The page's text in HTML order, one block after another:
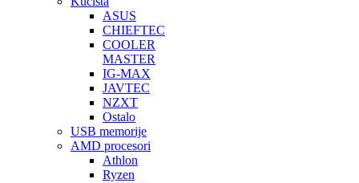
ASUS
CHIEFTEC
COOLER
MASTER
IG-MAX
JAVTEC
NZXT
Ostalo
USB memorije
AMD procesori
Athlon
Ryzen